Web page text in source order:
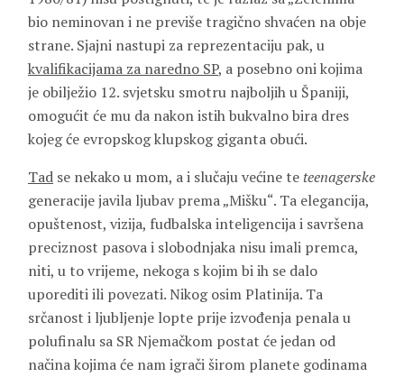
bio neminovan i ne previše tragično shvaćen na obje
strane. Sjajni nastupi za reprezentaciju pak, u
kvalifikacijama za naredno SP, a posebno oni kojima
je obilježio 12. svjetsku smotru najboljih u Španiji,
omogućit će mu da nakon istih bukvalno bira dres
kojeg će evropskog klupskog giganta obući.
Tad se nekako u mom, a i slučaju većine te teenagerske
generacije javila ljubav prema „Mišku“. Ta elegancija,
opuštenost, vizija, fudbalska inteligencija i savršena
preciznost pasova i slobodnjaka nisu imali premca,
niti, u to vrijeme, nekoga s kojim bi ih se dalo
uporediti ili povezati. Nikog osim Platinija. Ta
srčanost i ljubljenje lopte prije izvođenja penala u
polufinalu sa SR Njemačkom postat će jedan od
načina kojima će nam igrači širom planete godinama